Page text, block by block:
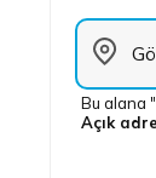
Bu alana
Açık